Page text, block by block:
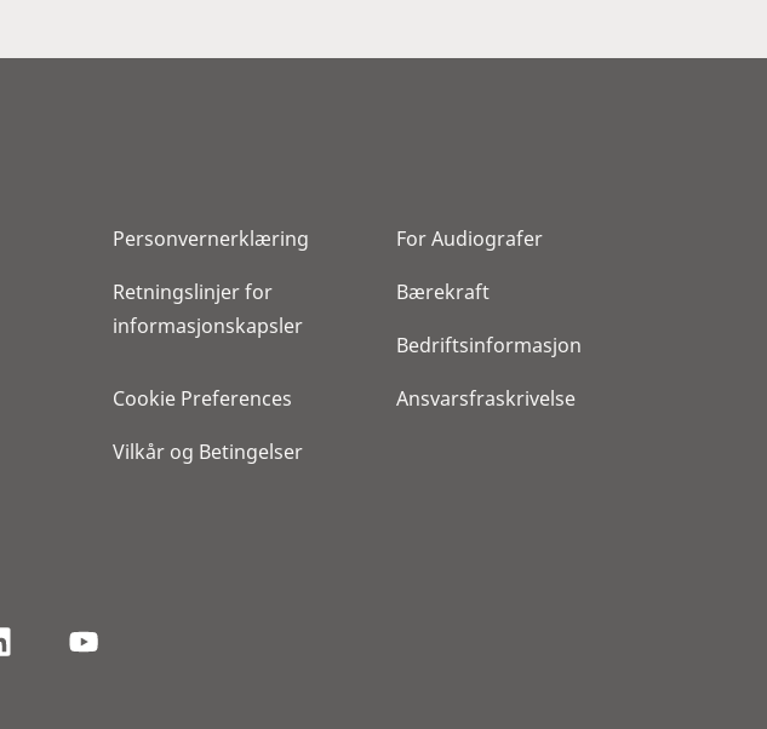
Personvernerklæring
Retningslinjer for
informasjonskapsler
Cookie Preferences
Vilkår og Betingelser
For Audiografer
Bærekraft
Bedriftsinformasjon
Ansvarsfraskrivelse